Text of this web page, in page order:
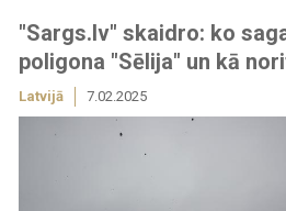
"Sargs.lv" skaidro: ko
poligona "Sēlija" un kā
Latvijā 7.02.2025